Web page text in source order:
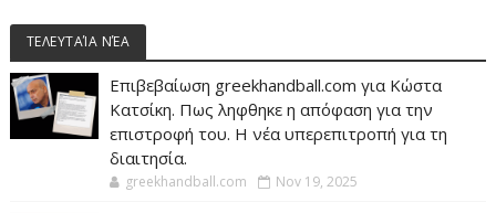
ΤΕΛΕΥΤΑΊΑ ΝΈΑ
Επιβεβαίωση greekhandball.com για Κώστα
Κατσίκη. Πως ληφθηκε η απόφαση για την
επιστροφή του. Η νέα υπερεπιτροπή για τη
διαιτησία.
greekhandball.com Nov 19, 2025